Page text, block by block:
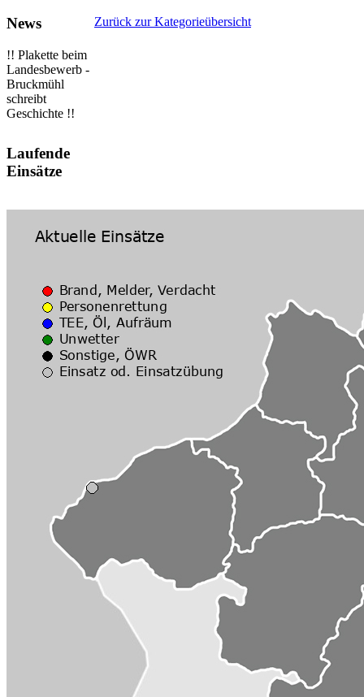
Zurück zur Kategorieübersicht
News
!! Plakette beim
Landesbewerb -
Bruckmühl
schreibt
Geschichte !!
Laufende
Einsätze